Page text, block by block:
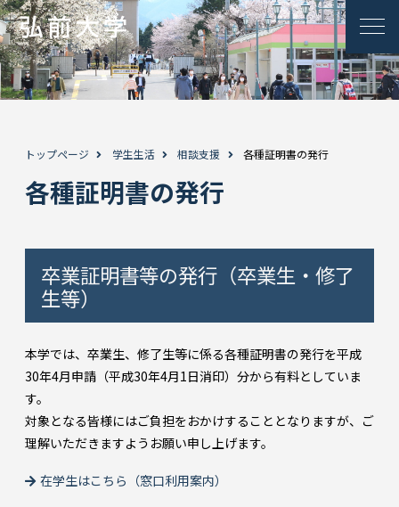
トップページ 学生生活 相談支援 各種証明書の発行
各種証明書の発行
卒業証明書等の発行（卒業生・修了
生等）
本学では、卒業生、修了生等に係る各種証明書の発行を平成
30年4月申請（平成30年4月1日消印）分から有料としていま
す。
対象となる皆様にはご負担をおかけすることとなりますが、ご
理解いただきますようお願い申し上げます。
在学生はこちら（窓口利用案内）